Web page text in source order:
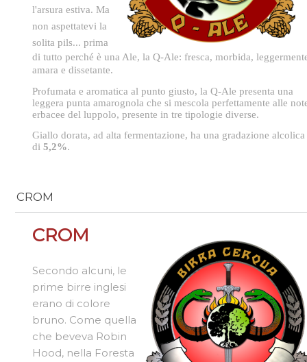
l'arsura estiva. Ma
non aspettatevi la
solita pils... prima
di tutto perché è una Ale, la Q-Ale: fresca, morbida,
amara e dissetante.
Profumata e aromatica al punto giusto, la Q-Ale presenta una
leggera punta amarognola che si mescola perfettamente alle
erbacee del luppolo, presente in tre tipologie diverse.
Giallo dorata, ad alta fermentazione, ha una gradazione alcolica
di5,2%.
CROM
CROM
Secondo alcuni, le
prime birre inglesi
erano di colore
bruno. Come quella
che beveva Robin
Hood, nella Foresta